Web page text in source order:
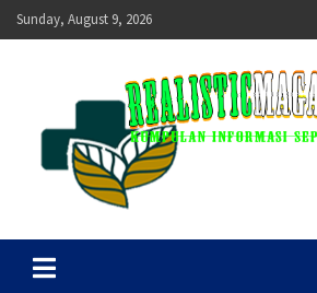
Skip
to
Sunday, August 9, 2026
realisticmagazine